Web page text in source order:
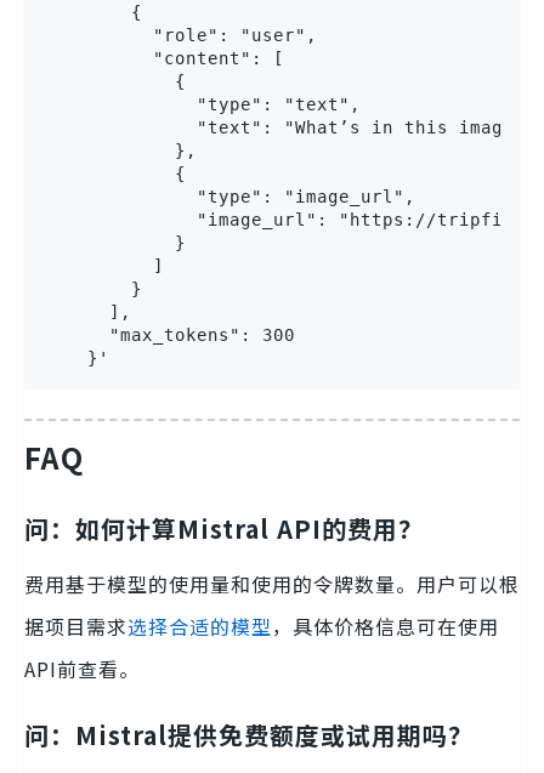
        {
          "role": "user",
          "content": [
            {
              "type": "text",
              "text": "What’s in this image?"
            },
            {
              "type": "image_url",
"image_url": "https://
            }
          ]
        }
      ],
      "max_tokens": 300
    }'
FAQ
问：如何计算Mistral API的费用？
费用基于模型的使用量和使用的令牌数量。用户可以根
据项目需求选择合适的模型，具体价格信息可在使用
API前查看。
问：Mistral提供免费额度或试用期吗？